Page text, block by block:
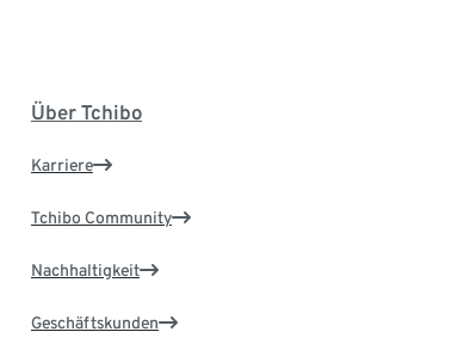
Über Tchibo
Karriere
Tchibo Community
Nachhaltigkeit
Geschäftskunden